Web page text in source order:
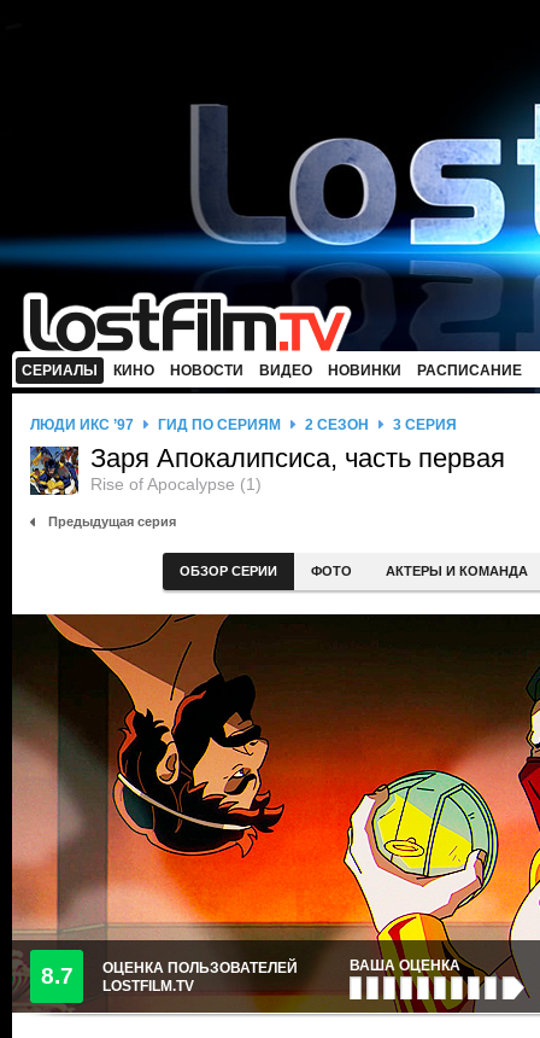
СЕРИАЛЫ КИНО НОВОСТИ ВИДЕО НОВИНКИ РАСПИСАНИЕ
ЛЮДИ ИКС ’97 ГИД ПО СЕРИЯМ 2 СЕЗОН 3 СЕРИЯ
Заря Апокалипсиса, часть первая
Rise of Apocalypse (1)
Предыдущая серия
ОБЗОР СЕРИИ ФОТО АКТЕРЫ И КОМАНДА
8.7
ОЦЕНКА ПОЛЬЗОВАТЕЛЕЙ
LOSTFILM.TV
ВАША ОЦЕНКА